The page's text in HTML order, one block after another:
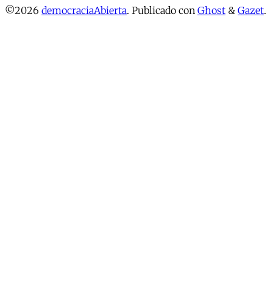
©2026 democraciaAbierta. Publicado con Ghost & Gazet.